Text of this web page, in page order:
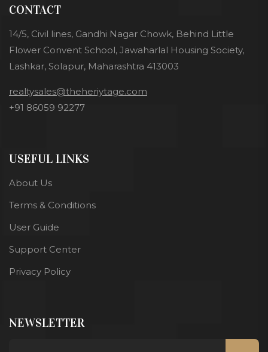
CONTACT
14/5, Civil lines, Gandhi Nagar Chowk, Behind Little
Flower Convent School, Jawaharlal Housing Society,
Lashkar, Solapur, Maharashtra 413003
realtysales@theheriytage.com
+91 86059 92277
USEFUL LINKS
About Us
Terms & Conditions
User Guide
Support Center
Privacy Policy
NEWSLETTER